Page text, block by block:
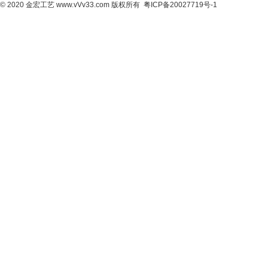
© 2020 金宏工艺 www.vVv33.com 版权所有 粤ICP备20027719号-1